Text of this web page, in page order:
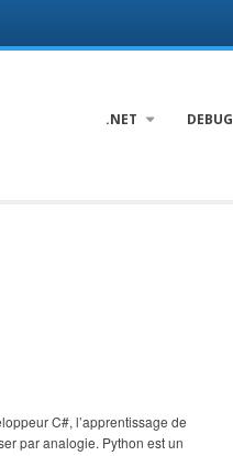
.NET DEBUG
C#, l’apprentissage de
par analogie. Python est un